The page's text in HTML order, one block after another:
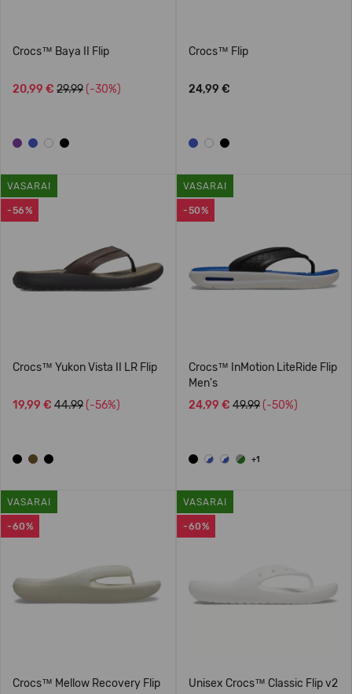
Crocs™ Baya II Flip
20,99 € 29.99 (-30%)
Crocs™ Flip
24,99 €
-56%
VASARAI
Crocs™ Yukon Vista II LR Flip
19,99 € 44.99 (-56%)
-50%
VASARAI
Crocs™ InMotion LiteRide Flip
Men's
24,99 € 49.99 (-50%)
+1
-60%
VASARAI
Crocs™ Mellow Recovery Flip
-60%
VASARAI
Unisex Crocs™ Classic Flip v2